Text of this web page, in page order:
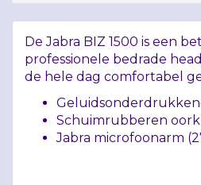
De Jabra BIZ 1500 is een
professionele bedrade
de hele dag comfortabel
Schuimrubberen
Jabra microfoonarm